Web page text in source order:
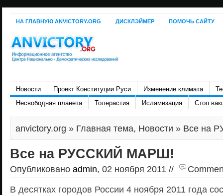
НА ГЛАВНУЮ ANVICTORY.ORG ДИСКЛЭЙМЕР ПОМОЧЬ САЙТУ
Новости Проект Конституции Руси Изменение климата
Несвободная планета
Толерастия Исламизация Стоп
anvictory.org » Главная тема, Новости » Все на
Все на РУССКИЙ МАРШ!
Опубликовано admin, 02 ноября 2011 //
В десятках городов России 4 ноября 2011 года